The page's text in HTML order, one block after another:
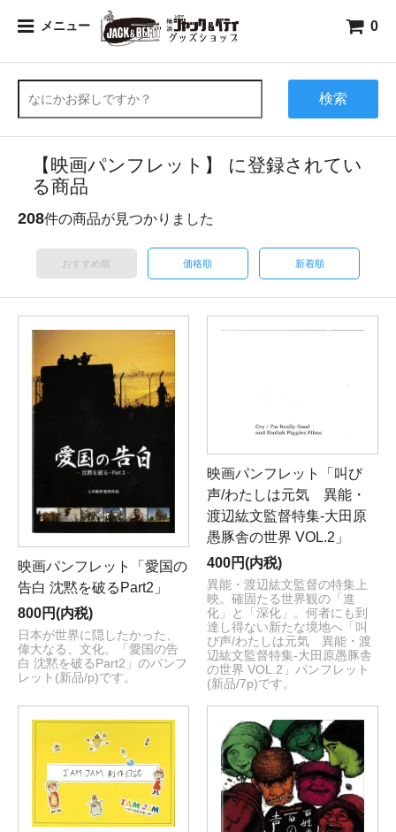
メニュー 0
検索
【映画パンフレット】 に登録されてい
る商品
208件の商品が見つかりました
おすすめ順 価格順 新着順
映画パンフレット「愛国の
告白 沈黙を破るPart2」
800円(内税)
日本が世界に隠したかった、
偉大なる、文化。「愛国の告
白 沈黙を破るPart2」のパンフ
レット(新品/p)です。
映画パンフレット「叫び
声/わたしは元気 異能・
渡辺紘文監督特集-大田原
愚豚舎の世界 VOL.2」
400円(内税)
異能・渡辺紘文監督の特集上
映。確固たる世界観の「進
化」と「深化」。何者にも到
達し得ない新たな境地へ「叫
び声/わたしは元気 異能・渡
辺紘文監督特集-大田原愚豚舎
の世界 VOL.2」パンフレット
(新品/7p)です。